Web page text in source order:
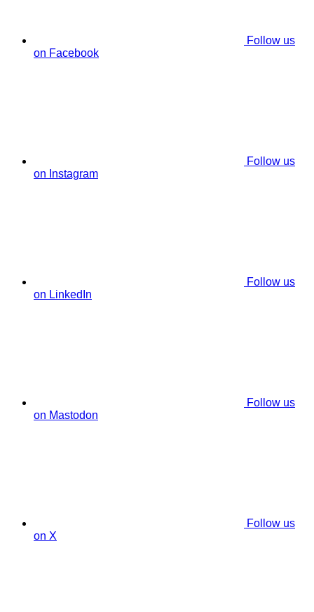
Follow us
on Facebook
Follow us
on Instagram
Follow us
on LinkedIn
Follow us
on Mastodon
Follow us
on X